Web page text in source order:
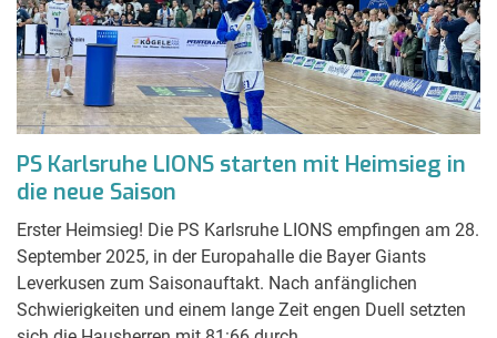
PS Karlsruhe LIONS starten mit Heimsieg in
die neue Saison
Erster Heimsieg! Die PS Karlsruhe LIONS empfingen am 28.
September 2025, in der Europahalle die Bayer Giants
Leverkusen zum Saisonauftakt. Nach anfänglichen
Schwierigkeiten und einem lange Zeit engen Duell setzten